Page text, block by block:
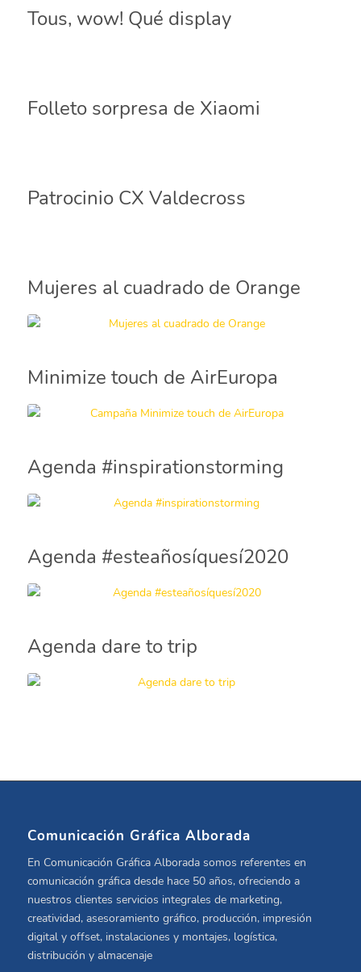
Tous, wow! Qué display
Folleto sorpresa de Xiaomi
Patrocinio CX Valdecross
Mujeres al cuadrado de Orange
Minimize touch de AirEuropa
Agenda #inspirationstorming
Agenda #esteañosíquesí2020
Agenda dare to trip
Comunicación Gráfica Alborada
En Comunicación Gráfica Alborada somos referentes en
comunicación gráfica desde hace 50 años, ofreciendo a
nuestros clientes servicios integrales de marketing,
creatividad, asesoramiento gráfico, producción, impresión
digital y offset, instalaciones y montajes, logística,
distribución y almacenaje